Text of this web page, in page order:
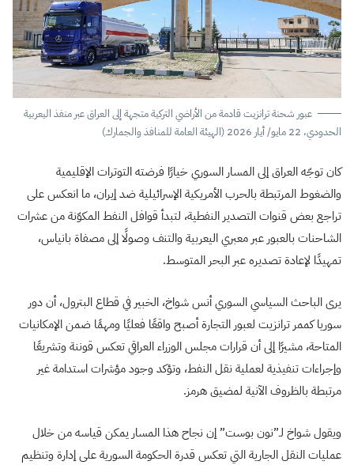
عبور شحنة ترانزيت قادمة من الأراضي التركية متجهة إلى العراق عبر منفذ اليعربية
الحدودي، 22 مايو/ أيار 2026 (الهيئة العامة للمنافذ والجمارك)
كان توجّه العراق إلى المسار السوري خيارًا فرضته التوترات الإقليمية
والضغوط المرتبطة بالحرب الأمريكية الإسرائيلية ضد إيران، ما انعكس على
تراجع بعض قنوات التصدير النفطية، لتبدأ قوافل النفط المكوّنة من عشرات
الشاحنات بالعبور عبر معبري اليعربية والتنف وصولًا إلى مصفاة بانياس،
تمهيدًا لإعادة تصديره عبر البحر المتوسط.
يرى الباحث السياسي السوري أنس شواخ، الخبير في قطاع البترول، أن دور
سوريا كممر ترانزيت لعبور التجارة أصبح واقعًا فعليًا ومهمًا ضمن الإمكانيات
المتاحة، مشيرًا إلى أن قرارات مجلس الوزراء العراقي تعكس قوننة وتشريعًا
وإجراءات تنفيذية لعملية نقل النفط، وتؤكد وجود مؤشرات استدامة غير
مرتبطة بالظروف الآنية لمضيق هرمز.
ويقول شواخ لـ”نون بوست” إن نجاح هذا المسار يمكن قياسه من خلال
عمليات النقل الجارية التي تعكس قدرة الحكومة السورية على إدارة وتنظيم